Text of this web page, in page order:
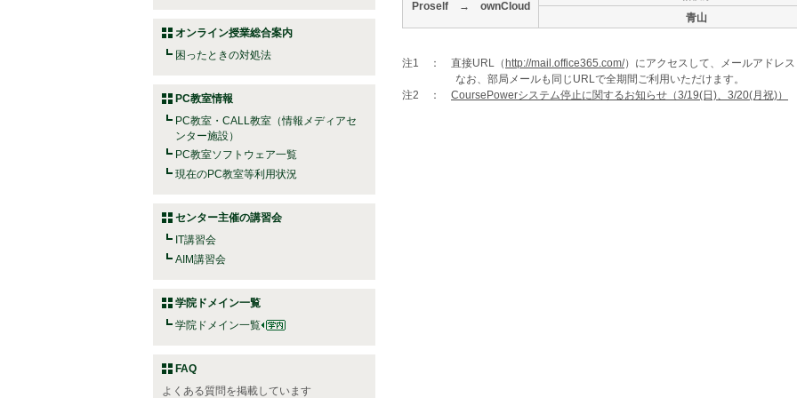
オンライン授業総合案内
困ったときの対処法
PC教室情報
PC教室・CALL教室（情報メディアセ
ンター施設）
PC教室ソフトウェア一覧
現在のPC教室等利用状況
センター主催の講習会
IT講習会
AIM講習会
学院ドメイン一覧
学院ドメイン一覧
FAQ
よくある質問を掲載しています
Proself → ownCloud
青山
注1 ： 直接URL（ http://mail.office365.com/）にアクセスして、メールアドレ
なお、部局メールも同じURLで全期間ご利用いただけます。
注2 ： CoursePowerシステム停止に関するお知らせ（3/19(日)、3/20(月祝)）